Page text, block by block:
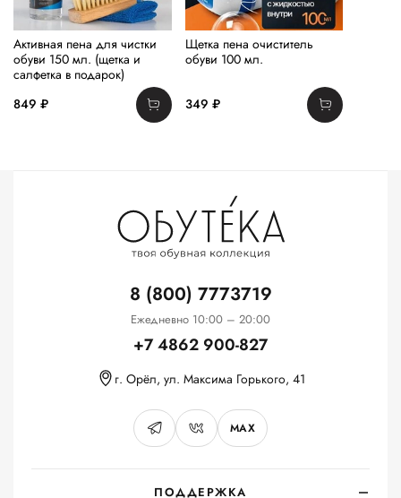
Активная пена для чистки
обуви 150 мл. (щетка и
салфетка в подарок)
849 ₽
Щетка пена очиститель
обуви 100 мл.
349 ₽
ПОДДЕРЖКА
8 (800) 7773719
Ежедневно 10:00 – 20:00
+7 4862 900-827
г. Орёл, ул. Максима Горького, 41
MAX